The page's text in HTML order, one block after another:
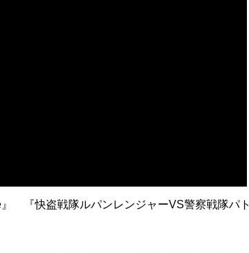
』 『快盗戦隊ルパンレンジャーVS警察戦隊パト